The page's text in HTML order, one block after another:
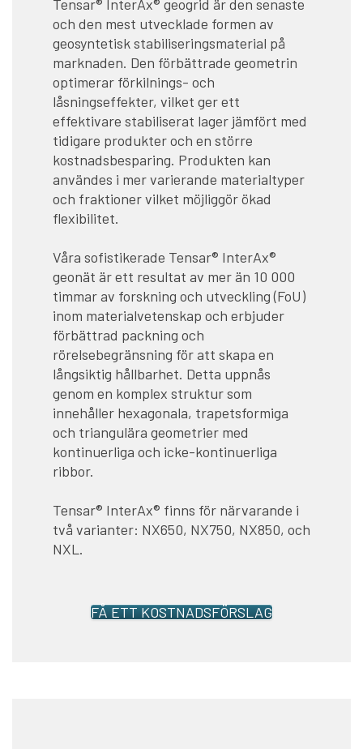
Tensar® InterAx® geogrid är den senaste
och den mest utvecklade formen av
geosyntetisk stabiliseringsmaterial på
marknaden. Den förbättrade geometrin
optimerar förkilnings- och
låsningseffekter, vilket ger ett
effektivare stabiliserat lager jämfört med
tidigare produkter och en större
kostnadsbesparing. Produkten kan
användes i mer varierande materialtyper
och fraktioner vilket möjliggör ökad
flexibilitet.
Våra sofistikerade Tensar® InterAx®
geonät är ett resultat av mer än 10 000
timmar av forskning och utveckling (FoU)
inom materialvetenskap och erbjuder
förbättrad packning och
rörelsebegränsning för att skapa en
långsiktig hållbarhet. Detta uppnås
genom en komplex struktur som
innehåller hexagonala, trapetsformiga
och triangulära geometrier med
kontinuerliga och icke-kontinuerliga
ribbor.
Tensar® InterAx® finns för närvarande i
två varianter: NX650, NX750, NX850, och
NXL.
FÅ ETT KOSTNADSFÖRSLAG